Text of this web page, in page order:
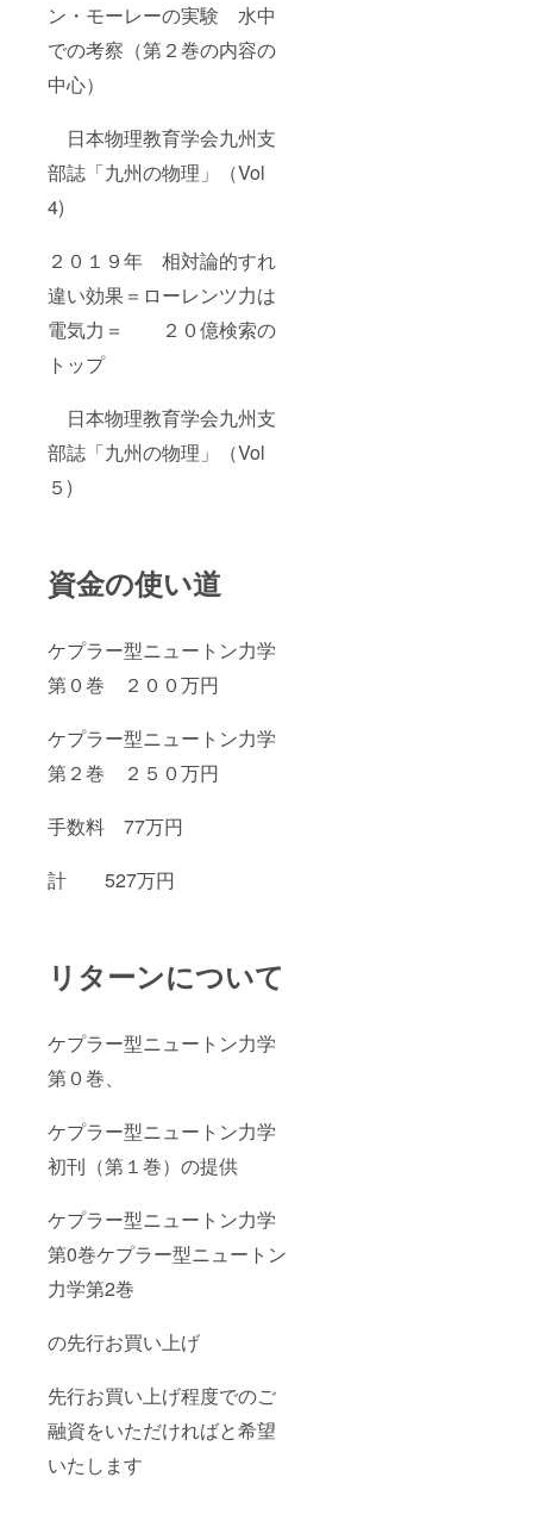
ン・モーレーの実験 水中
での考察（第２巻の内容の
中心）
日本物理教育学会九州支
部誌「九州の物理」（Vol
4)
２０１９年 相対論的すれ
違い効果＝ローレンツ力は
電気力＝ ２０億検索の
トップ
日本物理教育学会九州支
部誌「九州の物理」（Vol
５)
資金の使い道
ケプラー型ニュートン力学
第０巻 ２００万円
ケプラー型ニュートン力学
第２巻 ２５０万円
手数料 77万円
計 527万円
リターンについて
ケプラー型ニュートン力学
第０巻、
ケプラー型ニュートン力学
初刊（第１巻）の提供
ケプラー型ニュートン力学
第0巻ケプラー型ニュートン
力学第2巻
の先行お買い上げ
先行お買い上げ程度でのご
融資をいただければと希望
いたします